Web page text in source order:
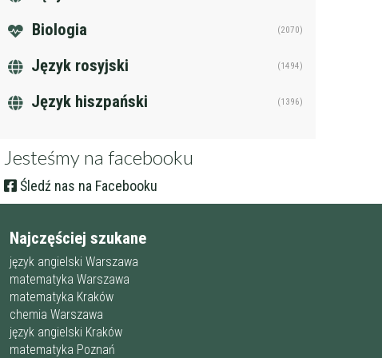
Biologia
(2070)
Język rosyjski (1494)
Język hiszpański (1396)
Jesteśmy na facebooku
Śledź nas na Facebooku
Najczęściej szukane
język angielski Warszawa
matematyka Warszawa
matematyka Kraków
chemia Warszawa
język angielski Kraków
matematyka Poznań